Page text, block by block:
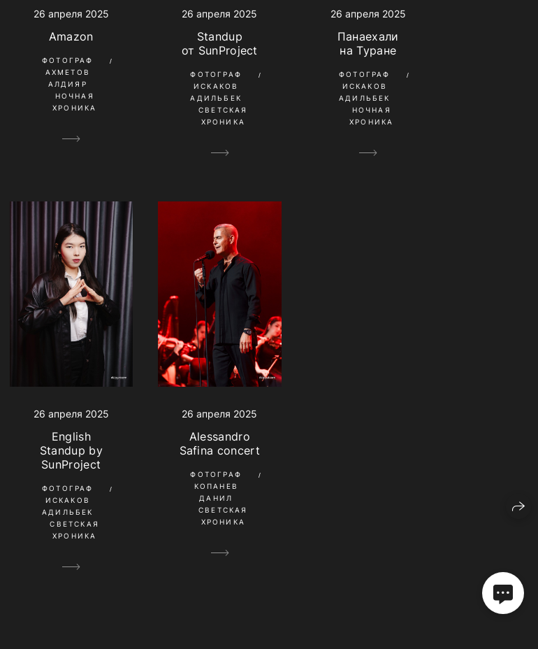
26 апреля 2025
Amazon
ФОТОГРАФ
АХМЕТОВ
АЛДИЯР
НОЧНАЯ
ХРОНИКА
26 апреля 2025
Standup
от SunProject
ФОТОГРАФ
ИСКАКОВ
АДИЛЬБЕК
СВЕТСКАЯ
ХРОНИКА
26 апреля 2025
Панаехали
на Туране
ФОТОГРАФ
ИСКАКОВ
АДИЛЬБЕК
НОЧНАЯ
ХРОНИКА
26 апреля 2025
English
Standup by
SunProject
ФОТОГРАФ
ИСКАКОВ
АДИЛЬБЕК
СВЕТСКАЯ
ХРОНИКА
26 апреля 2025
Alessandro
Safina concert
ФОТОГРАФ
КОПАНЕВ
ДАНИЛ
СВЕТСКАЯ
ХРОНИКА